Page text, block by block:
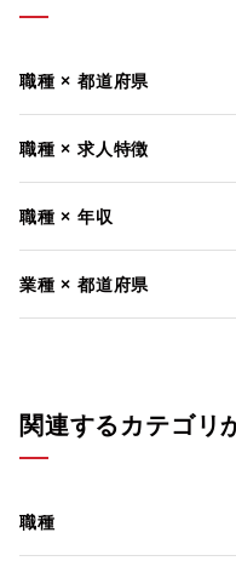
職種 × 都道府県
職種 × 求人特徴
職種 × 年収
業種 × 都道府県
関連するカテゴリ
職種